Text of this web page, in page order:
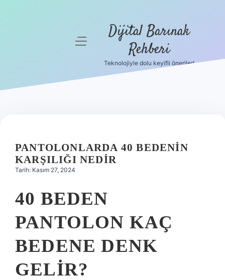
Hakkımızda
menüyü
Dijital Barınak
Rehberi
Teknolojiyle dolu keyifli öneriler!
PANTOLONLARDA 40 BEDENIN
KARŞILIĞI NEDIR
Tarih: Kasım 27, 2024
40 BEDEN
PANTOLON KAÇ
BEDENE DENK
GELIR?